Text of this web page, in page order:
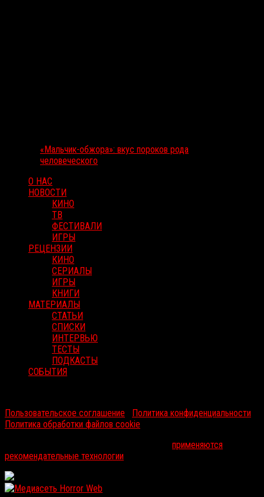
«Мальчик-обжора»: вкус пороков рода
человеческого
О НАС
НОВОСТИ
КИНО
ТВ
ФЕСТИВАЛИ
ИГРЫ
РЕЦЕНЗИИ
КИНО
СЕРИАЛЫ
ИГРЫ
КНИГИ
МАТЕРИАЛЫ
СТАТЬИ
СПИСКИ
ИНТЕРВЬЮ
ТЕСТЫ
ПОДКАСТЫ
СОБЫТИЯ
Пользовательское соглашение
Политика конфиденциальности
Политика обработки файлов cookie
применяются
рекомендательные технологии